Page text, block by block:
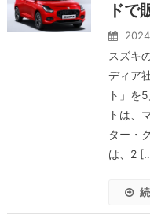
ドで
スズキ
ディア
ト」を
トは、
ター・
は、2